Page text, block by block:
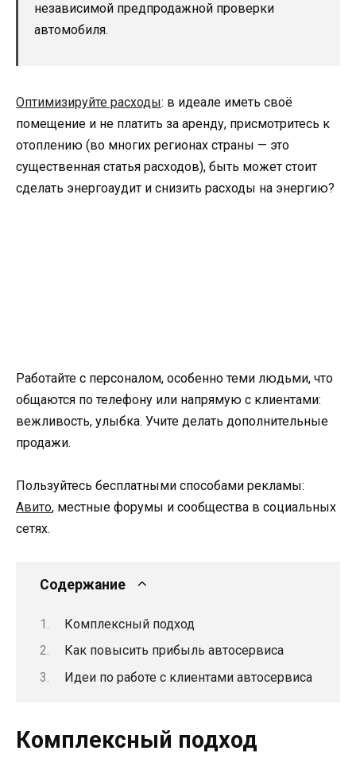
независимой предпродажной проверки
автомобиля.
Оптимизируйте расходы: в идеале иметь своё
помещение и не платить за аренду, присмотритесь к
отоплению (во многих регионах страны — это
существенная статья расходов), быть может стоит
сделать энергоаудит и снизить расходы на энергию?
Работайте с персоналом, особенно теми людьми, что
общаются по телефону или напрямую с клиентами:
вежливость, улыбка. Учите делать дополнительные
продажи.
Пользуйтесь бесплатными способами рекламы:
Авито, местные форумы и сообщества в социальных
сетях.
Содержание
Комплексный подход
Как повысить прибыль автосервиса
Идеи по работе с клиентами автосервиса
Комплексный подход